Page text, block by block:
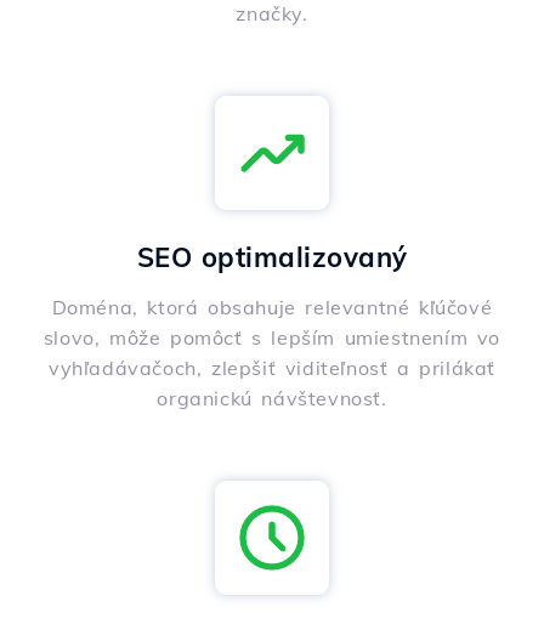
značky.
SEO optimalizovaný
Doména, ktorá obsahuje relevantné kľúčové
slovo, môže pomôcť s lepším umiestnením vo
vyhľadávačoch, zlepšiť viditeľnosť a prilákať
organickú návštevnosť.